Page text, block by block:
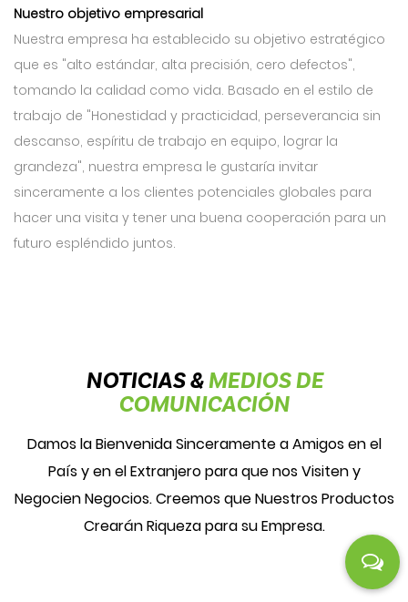
Nuestro objetivo empresarial
Nuestra empresa ha establecido su objetivo estratégico
que es "alto estándar, alta precisión, cero defectos",
tomando la calidad como vida. Basado en el estilo de
trabajo de "Honestidad y practicidad, perseverancia sin
descanso, espíritu de trabajo en equipo, lograr la
grandeza", nuestra empresa le gustaría invitar
sinceramente a los clientes potenciales globales para
hacer una visita y tener una buena cooperación para un
futuro espléndido juntos.
NOTICIAS &MEDIOS DE
COMUNICACIÓN
Damos la Bienvenida Sinceramente a Amigos en el
País y en el Extranjero para que nos Visiten y
Negocien Negocios. Creemos que Nuestros Productos
Crearán Riqueza para su Empresa.